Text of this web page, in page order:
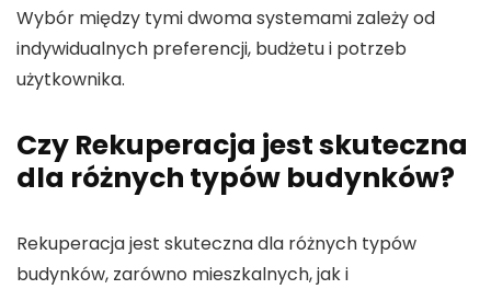
Wybór między tymi dwoma systemami zależy od
indywidualnych preferencji, budżetu i potrzeb
użytkownika.
Czy Rekuperacja jest skuteczna
dla różnych typów budynków?
Rekuperacja jest skuteczna dla różnych typów
budynków, zarówno mieszkalnych, jak i